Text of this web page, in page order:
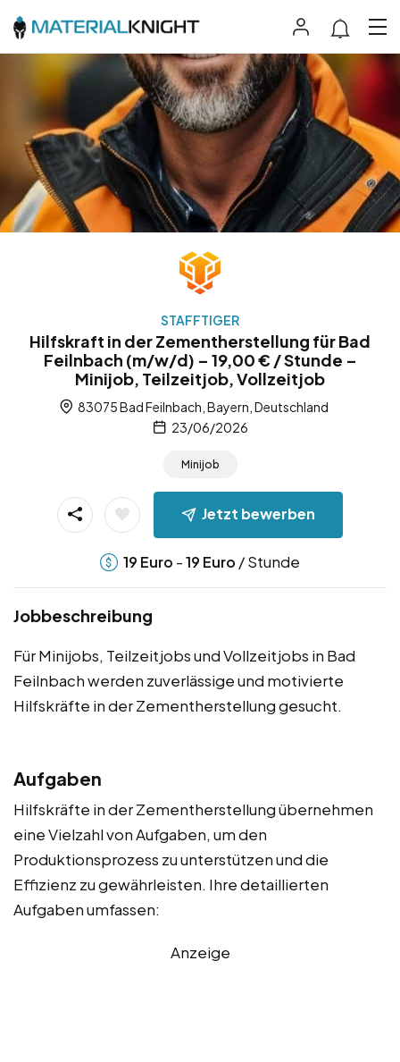
STAFFTIGER
Hilfskraft in der Zementherstellung für Bad
Feilnbach (m/w/d) – 19,00 € / Stunde –
Minijob, Teilzeitjob, Vollzeitjob
83075 Bad Feilnbach, Bayern, Deutschland
23/06/2026
Minijob
Jetzt bewerben
19 Euro -19 Euro / Stunde
Jobbeschreibung
Für Minijobs, Teilzeitjobs und Vollzeitjobs in Bad
Feilnbach werden zuverlässige und motivierte
Hilfskräfte in der Zementherstellung gesucht.
Aufgaben
Hilfskräfte in der Zementherstellung übernehmen
eine Vielzahl von Aufgaben, um den
Produktionsprozess zu unterstützen und die
Effizienz zu gewährleisten. Ihre detaillierten
Aufgaben umfassen:
Anzeige